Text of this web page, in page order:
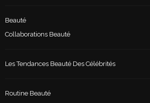
Beauté
Collaborations Beauté
Les Tendances Beauté Des Célébrités
Routine Beauté